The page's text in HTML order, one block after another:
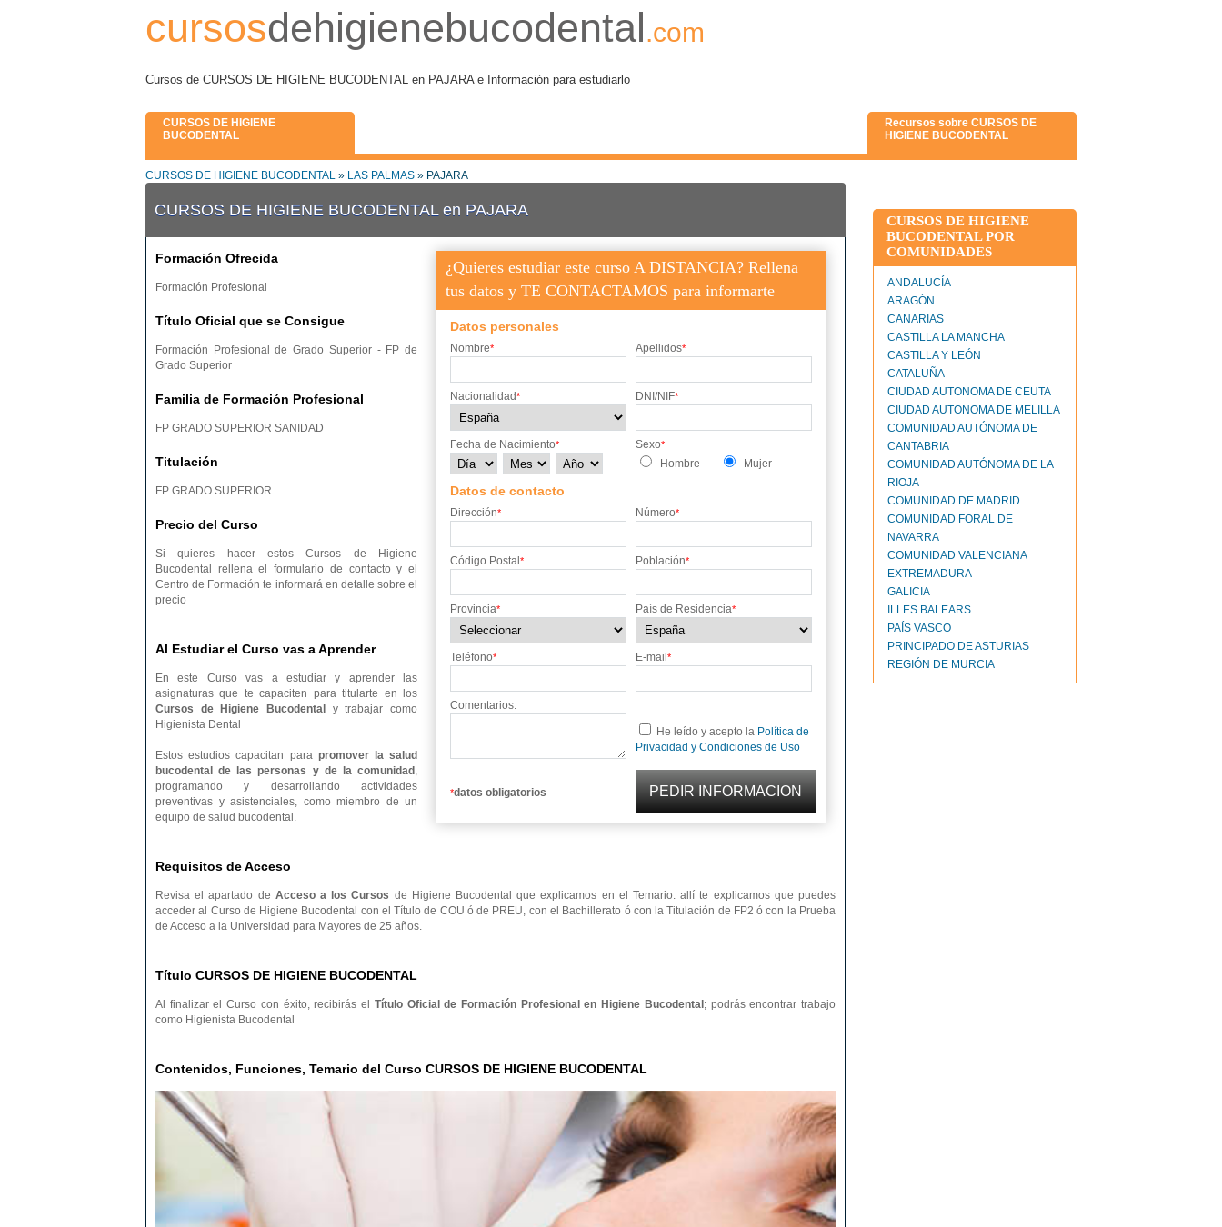
cursosdehigienebucodental.com
Cursos de CURSOS DE HIGIENE BUCODENTAL en PAJARA e Información para estudiarlo
CURSOS DE HIGIENE
BUCODENTAL
Recursos sobre CURSOS DE
HIGIENE BUCODENTAL
CURSOS DE HIGIENE BUCODENTAL » LAS PALMAS » PAJARA
CURSOS DE HIGIENE BUCODENTAL en PAJARA
¿Quieres estudiar este curso A DISTANCIA? Rellena
tus datos y TE CONTACTAMOS para informarte
Datos personales
Nombre* Apellidos*
Nacionalidad* DNI/NIF*
Fecha de Nacimiento* Sexo*
Hombre Mujer
Datos de contacto
Dirección* Número*
Código Postal * Población*
Provincia* País de Residencia*
Teléfono* E-mail *
Comentarios:
He leído y acepto la Política de
Privacidad y Condiciones de Uso
*datos obligatorios
Formación Ofrecida
Formación Profesional
Título Oficial que se Consigue
Formación Profesional de Grado Superior - FP de
Grado Superior
Familia de Formación Profesional
FP GRADO SUPERIOR SANIDAD
Titulación
FP GRADO SUPERIOR
Precio del Curso
Si quieres hacer estos Cursos de Higiene
Bucodental rellena el formulario de contacto y el
Centro de Formación te informará en detalle sobre el
precio
Al Estudiar el Curso vas a Aprender
En este Curso vas a estudiar y aprender las
asignaturas que te capaciten para titularte en los
Cursos de Higiene Bucodental
y trabajar como
Higienista Dental
Estos estudios capacitan para promover la salud
bucodental de las personas y de la comunidad ,
programando y desarrollando actividades
preventivas y asistenciales, como miembro de un
equipo de salud bucodental.
Requisitos de Acceso
Revisa el apartado de Acceso a los Cursos de Higiene Bucodental que explicamos en el Temario: allí te explicamos que puedes
acceder al Curso de Higiene Bucodental con el Título de COU ó de PREU, con el Bachillerato ó con la Titulación de FP2 ó con la Prueba
de Acceso a la Universidad para Mayores de 25 años.
Título CURSOS DE HIGIENE BUCODENTAL
Al finalizar el Curso con éxito, recibirás el Título Oficial de Formación Profesional en Higiene Bucodental ; podrás encontrar trabajo
como Higienista Bucodental
Contenidos, Funciones, Temario del Curso CURSOS DE HIGIENE BUCODENTAL
CURSOS DE HIGIENE
BUCODENTAL POR
COMUNIDADES
ANDALUCÍA
ARAGÓN
CANARIAS
CASTILLA LA MANCHA
CASTILLA Y LEÓN
CATALUÑA
CIUDAD AUTONOMA DE CEUTA
CIUDAD AUTONOMA DE MELILLA
COMUNIDAD AUTÓNOMA DE
CANTABRIA
COMUNIDAD AUTÓNOMA DE LA
RIOJA
COMUNIDAD DE MADRID
COMUNIDAD FORAL DE
NAVARRA
COMUNIDAD VALENCIANA
EXTREMADURA
GALICIA
ILLES BALEARS
PAÍS VASCO
PRINCIPADO DE ASTURIAS
REGIÓN DE MURCIA